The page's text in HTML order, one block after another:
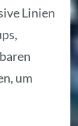
Linien
um